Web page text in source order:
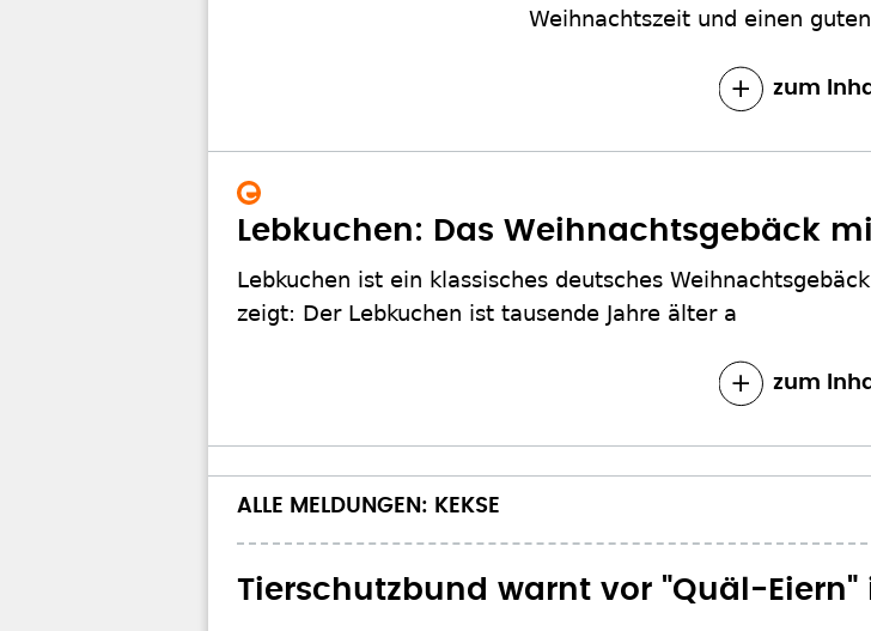
Weihnachtszeit und einen
zum
Lebkuchen: Das Weihnachtsgebäck
Lebkuchen ist ein klassisches deutsches
zeigt: Der Lebkuchen ist tausende Jahre älter a
zum
ALLE MELDUNGEN: KEKSE
Tierschutzbund warnt vor "Quäl-